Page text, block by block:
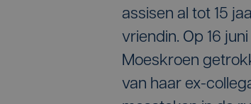
assisen al tot 15
vriendin. Op 16
Moeskroen
van haar ex-